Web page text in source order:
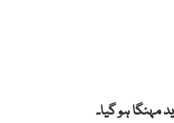
مہنگا ہو گیا۔